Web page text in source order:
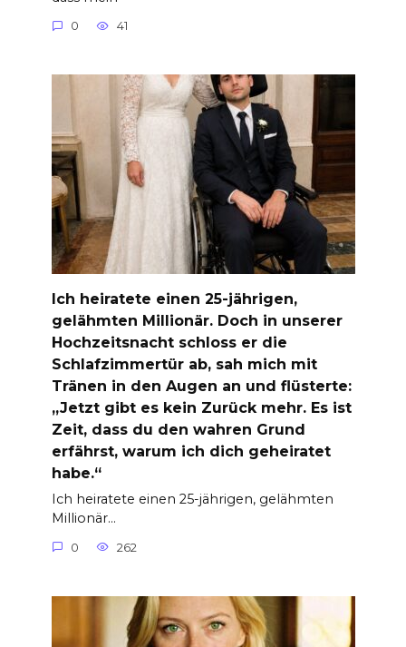
0 41
Ich heiratete einen 25-jährigen,
gelähmten Millionär. Doch in unserer
Hochzeitsnacht schloss er die
Schlafzimmertür ab, sah mich mit
Tränen in den Augen an und flüsterte:
„Jetzt gibt es kein Zurück mehr. Es ist
Zeit, dass du den wahren Grund
erfährst, warum ich dich geheiratet
habe.“
Ich heiratete einen 25-jährigen, gelähmten
Millionär…
0 262